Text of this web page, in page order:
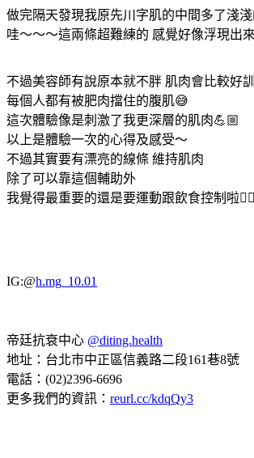
做完隔天發現我原先川字肌的中間多了淺
哇～～～這兩條超難練的 感覺好像浮現出來
不過美容師有說原本就不胖 肌肉會比較好
每個人都有被肥肉擋住的腹肌😅
這次體驗像是刺激了我更深層的肌肉💪🏼
以上是體驗一次的心得及感受～
不過其實要有漂亮的線條 維持肌肉
除了可以靠這個輔助外
我覺得最重要的還是要運動跟飲食控制啦
IG:@h.mg_10.01
帝廷抗衰中心 @diting.health
地址：台北市中正區信義路二段161巷8號
電話：(02)2396-6696
更多我們的資訊： reurl.cc/kdqQy3